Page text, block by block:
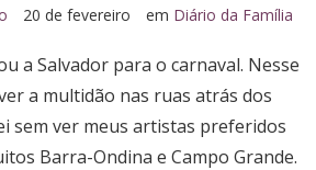
20 de fevereiro em Diário da Família
a Salvador para o carnaval. Nesse
a multidão nas ruas atrás dos
sem ver meus artistas preferidos
Barra-Ondina e Campo Grande.